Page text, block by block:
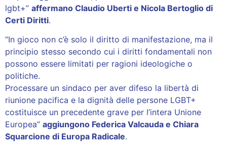
lgbt+” affermano Claudio Uberti e Nicola Bertoglio di
Certi Diritti.
“In gioco non c’è solo il diritto di manifestazione, ma il
principio stesso secondo cui i diritti fondamentali non
possono essere limitati per ragioni ideologiche o
politiche.
Processare un sindaco per aver difeso la libertà di
riunione pacifica e la dignità delle persone LGBT+
costituisce un precedente grave per l’intera Unione
Europea” aggiungono Federica Valcauda e Chiara
Squarcione di Europa Radicale.